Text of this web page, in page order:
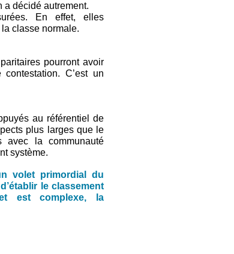
décidé autrement.
En effet, elles
classe normale.
pourront avoir
C’est un
au référentiel de
plus larges que le
avec la communauté
système.
volet primordial du
le classement
est complexe, la